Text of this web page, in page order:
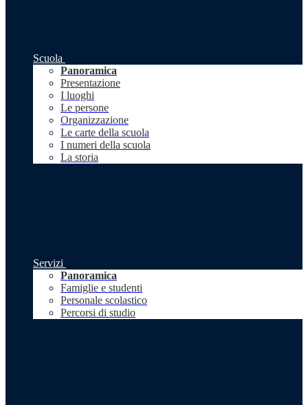
Scuola
Panoramica
Presentazione
I luoghi
Le persone
Organizzazione
Le carte della scuola
I numeri della scuola
La storia
Servizi
Panoramica
Famiglie e studenti
Personale scolastico
Percorsi di studio